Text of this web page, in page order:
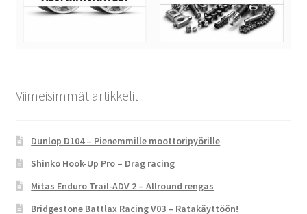
Viimeisimmät artikkelit
Dunlop D104 – Pienemmille moottoripyörille
Shinko Hook-Up Pro – Drag racing
Mitas Enduro Trail-ADV 2 – Allround rengas
Bridgestone Battlax Racing V03 – Ratakäyttöön!